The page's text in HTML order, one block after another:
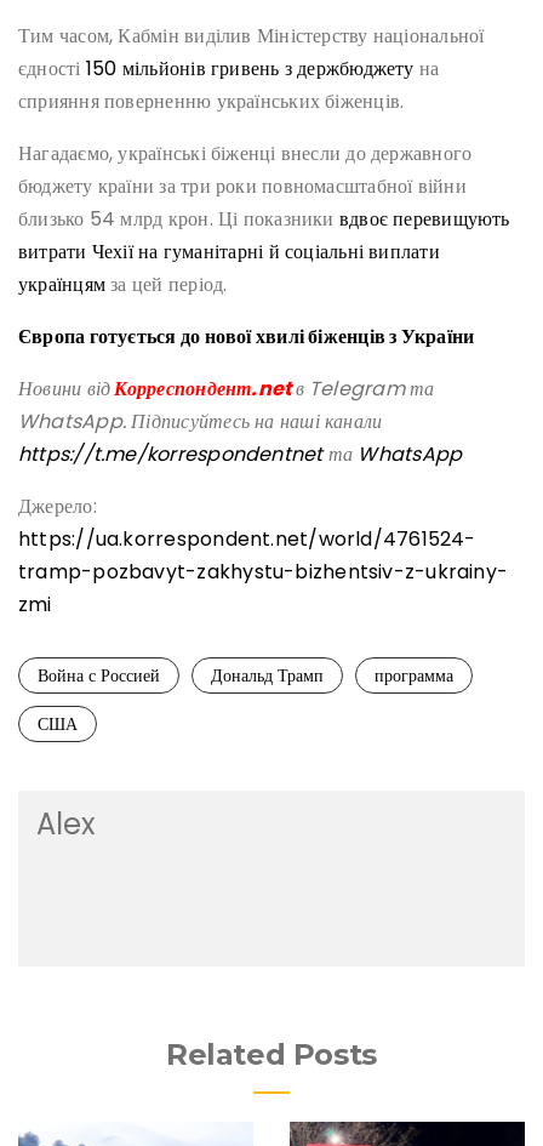
Тим часом, Кабмін виділив Міністерству національної
єдності 150 мільйонів гривень з держбюджету на
сприяння поверненню українських біженців.
Нагадаємо, українські біженці внесли до державного
бюджету країни за три роки повномасштабної війни
близько 54 млрд крон. Ці показники вдвоє перевищують
витрати Чехії на гуманітарні й соціальні виплати
українцямза цей період.
Європа готується до нової хвилі біженців з України
Новини відКорреспондент.netв Telegram та
WhatsApp. Підписуйтесь на наші канали
https://t.me/korrespondentnetта WhatsApp
Джерело:
https://ua.korrespondent.net/world/4761524-
tramp-pozbavyt-zakhystu-bizhentsiv-z-ukrainy-
zmi
Война с Россией Дональд Трамп
программа
США
Alex
Related Posts